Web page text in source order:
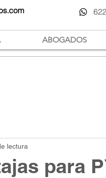
ABOGADOS
para
lectura